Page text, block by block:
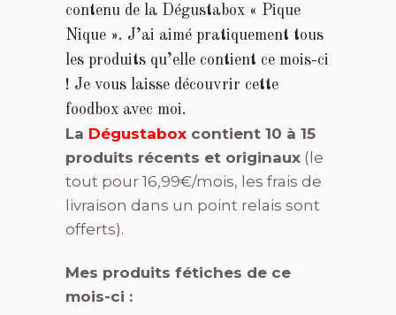
contenu de la Dégustabox « Pique
Nique ». J’ai aimé pratiquement tous
les produits qu’elle contient ce mois-ci
! Je vous laisse découvrir cette
foodbox avec moi.
La Dégustabox contient 10 à 15
produits récents et originaux (le
tout pour 16,99€/mois, les frais de
livraison dans un point relais sont
offerts).
Mes produits fétiches de ce
mois-ci :